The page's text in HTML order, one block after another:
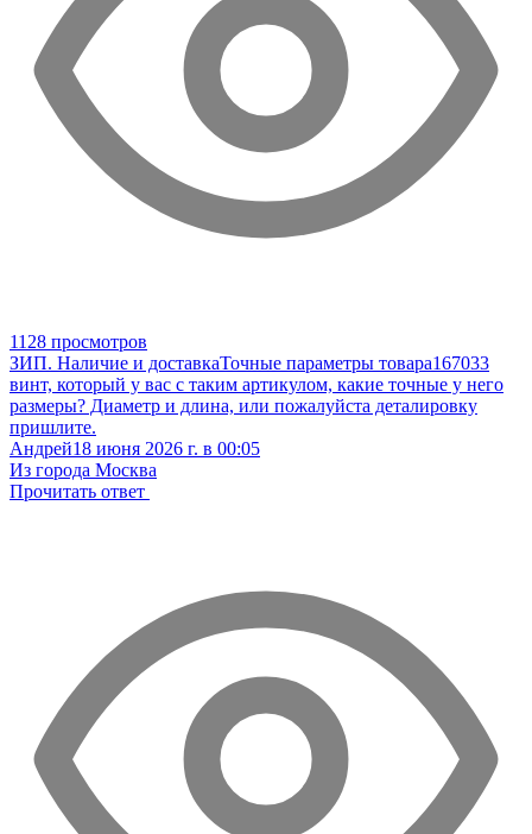
1128 просмотров
ЗИП. Наличие и доставкаТочные параметры товара167033
винт, который у вас с таким артикулом, какие точные у него
размеры? Диаметр и длина, или пожалуйста деталировку
пришлите.
Андрей18 июня 2026 г. в 00:05
Из города Москва
Прочитать ответ